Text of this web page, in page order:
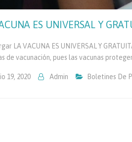
ES UNIVERSAL Y
LA VACUNA ES UNIVERSAL Y
de vacunación, pues las vacunas
19, 2020 Admin Boletines De